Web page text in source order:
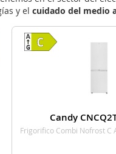
y el cuidado del medio
Candy
Frigorifico Combi Nofrost C